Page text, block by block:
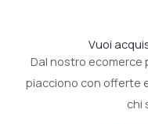
Vuoi
Dal nostro ecomerce
piacciono con offerte
chi